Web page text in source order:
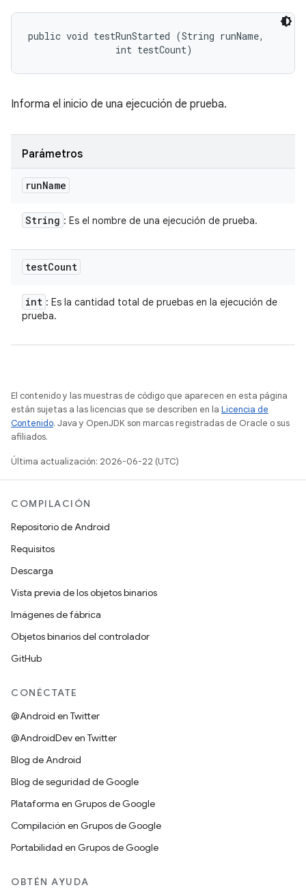
public void testRunStarted (String runName,
                int testCount)
Informa el inicio de una ejecución de prueba.
Parámetros
runName
String : Es el nombre de una ejecución de prueba.
testCount
int : Es la cantidad total de pruebas en la ejecución de
prueba.
El contenido y las muestras de código que aparecen en esta página
están sujetas a las licencias que se describen en la Licencia de
Contenido. Java y OpenJDK son marcas registradas de Oracle o sus
afiliados.
Última actualización: 2026-06-22 (UTC)
COMPILACIÓN
Repositorio de Android
Requisitos
Descarga
Vista previa de los objetos binarios
Imágenes de fábrica
Objetos binarios del controlador
GitHub
CONÉCTATE
@Android en Twitter
@AndroidDev en Twitter
Blog de Android
Blog de seguridad de Google
Plataforma en Grupos de Google
Compilación en Grupos de Google
Portabilidad en Grupos de Google
OBTÉN AYUDA